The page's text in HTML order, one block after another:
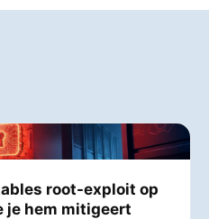
root-exploit op
je hem mitigeert